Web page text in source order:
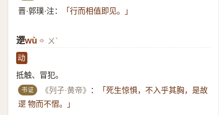
晋·郭璞·注：
「行而相值即见。」
遻wù ㄨˋ
动
抵触、冒犯。
书证 《列子·黄帝》 ：
「死生惊惧，不入乎其胸，是故
遻 物而不慴。」